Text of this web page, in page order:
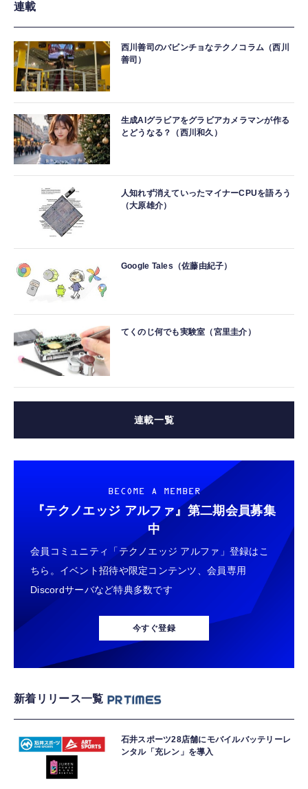
連載
西川善司のバビンチョなテクノコラム（西川
善司）
生成AIグラビアをグラビアカメラマンが作る
とどうなる？（西川和久）
人知れず消えていったマイナーCPUを語ろう
（大原雄介）
Google Tales（佐藤由紀子）
てくのじ何でも実験室（宮里圭介）
連載一覧
BECOME A MEMBER
『テクノエッジ アルファ』 第二期会員募集
中
会員コミュニティ「テクノエッジ アルファ」登録はこ
ちら。イベント招待や限定コンテンツ、会員専用
Discordサーバなど特典多数です
今すぐ登録
新着リリース一覧
石井スポーツ28店舗にモバイルバッテリーレ
ンタル「充レン」を導入